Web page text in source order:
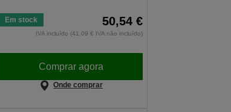
Em stock 50,54 €
IVA incluído (41,09 € IVA não incluído)
Comprar agora
Onde comprar